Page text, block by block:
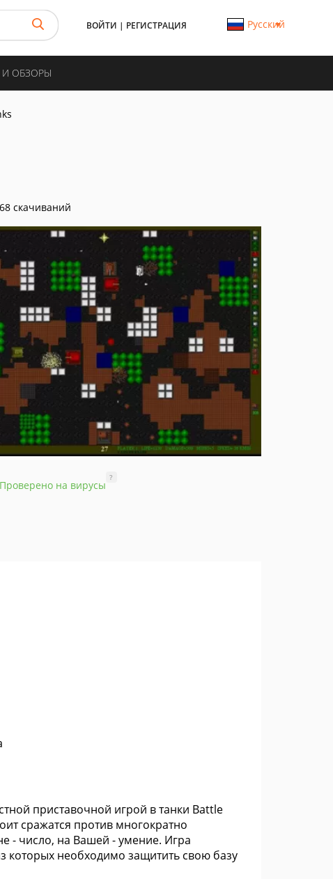
ВОЙТИ | РЕГИСТРАЦИЯ Русский
И ОБЗОРЫ
скачиваний
Проверено на вирусы
?
приставочной игрой в танки Battle
сражатся против многократно
- число, на Вашей - умение. Игра
которых необходимо защитить свою базу